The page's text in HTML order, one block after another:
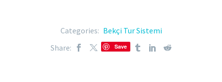
Categories: Bekçi Tur Sistemi
Share:
Save